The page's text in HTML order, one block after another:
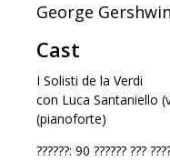
George
Cast
I Solisti de la Verdi
con Luca Santaniello
(pianoforte)
??????: 90 ?????? ???